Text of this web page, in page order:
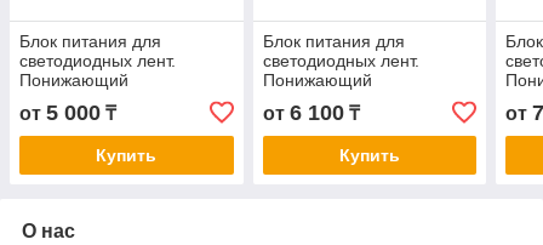
Блок питания для
светодиодных лент.
Понижающий
трансформатор IP45 12V
100W
от 5 000 ₸
Купить
Блок питания для
светодиодных лент.
Понижающий
трансформатор IP45 12V
200W
от 6 100₸
Купить
от
О нас